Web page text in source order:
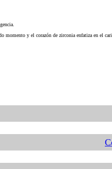
momento y el corazón de zirconia enfatiza en el